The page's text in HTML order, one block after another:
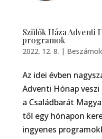
Szülők Háza Adventi
programok
2022. 12. 8. |
Az idei évben
Adventi Hónap
a Családbarát
től egy hónapon
ingyenes